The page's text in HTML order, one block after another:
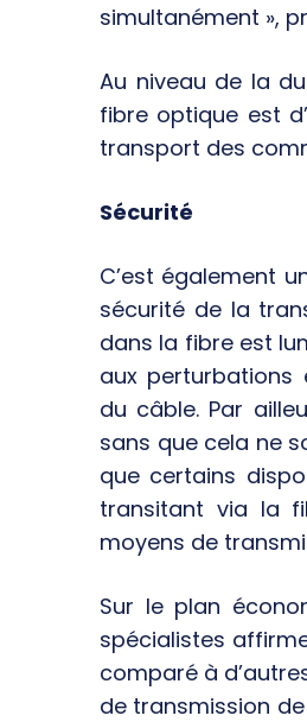
simultanément »,
Au niveau de la
fibre optique est
transport des
Sécurité
C’est également
sécurité de la
dans la fibre est
aux perturbations
du câble. Par
sans que cela ne
que certains
transitant via la
moyens de
Sur le plan
spécialistes
comparé à
de transmission